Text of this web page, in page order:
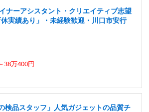
ナーアシスタント・クリエイティブ志望
実績あり」・未経験歓迎・川口市安行
38万400円
検品スタッフ」人気ガジェットの品質チ